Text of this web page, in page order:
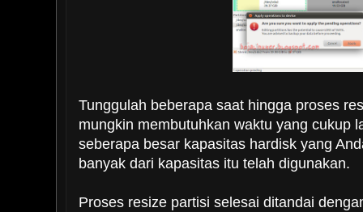
Tunggulah beberapa saat hingga proses
mungkin membutuhkan waktu yang cukup
seberapa besar kapasitas hardisk yang
banyak dari kapasitas itu telah digunakan.
Proses resize partisi selesai ditandai